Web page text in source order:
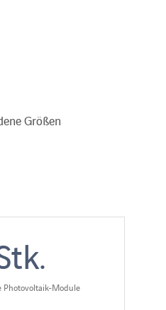
Größen
Photovoltaik-Module